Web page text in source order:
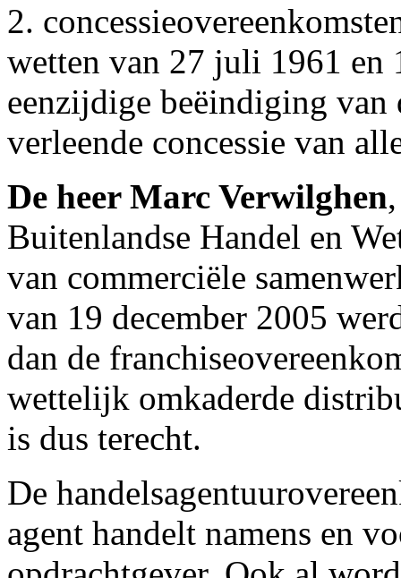
2.
wetten van 27 juli 1961 en
eenzijdige beëindiging
verleende concessie van
De heer Marc Verwilghen
Buitenlandse Handel en
van commerciële
van 19 december 2005
dan de
wettelijk omkaderde
is dus terecht.
De
agent handelt namens en